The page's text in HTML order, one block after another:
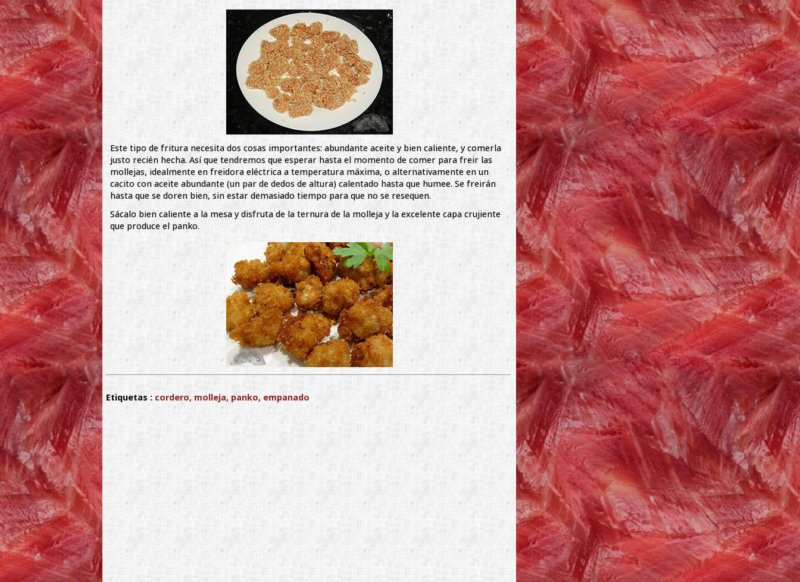
Este tipo de fritura necesita dos cosas importantes: abundante aceite y bien caliente, y comerla
justo recién hecha. Así que tendremos que esperar hasta el momento de comer para freir las
mollejas, idealmente en freidora eléctrica a temperatura máxima, o alternativamente en un
cacito con aceite abundante (un par de dedos de altura) calentado hasta que humee. Se freirán
hasta que se doren bien, sin estar demasiado tiempo para que no se resequen.
Sácalo bien caliente a la mesa y disfruta de la ternura de la molleja y la excelente capa crujiente
que produce el panko.
Etiquetas : cordero, molleja, panko, empanado